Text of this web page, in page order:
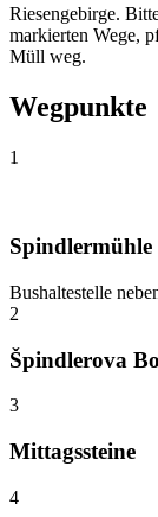
Riesengebirge.
markierten Wege,
Müll weg.
Wegpunkte
1
Spindlermühle
Bushaltestelle
2
Špindlerova
3
Mittagssteine
4